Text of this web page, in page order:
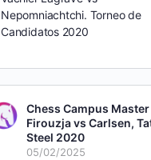
Nepomniachtchi. Torneo de
Candidatos 2020
Chess Campus Master
Firouzja vs Carlsen,
Steel 2020
05/02/2025